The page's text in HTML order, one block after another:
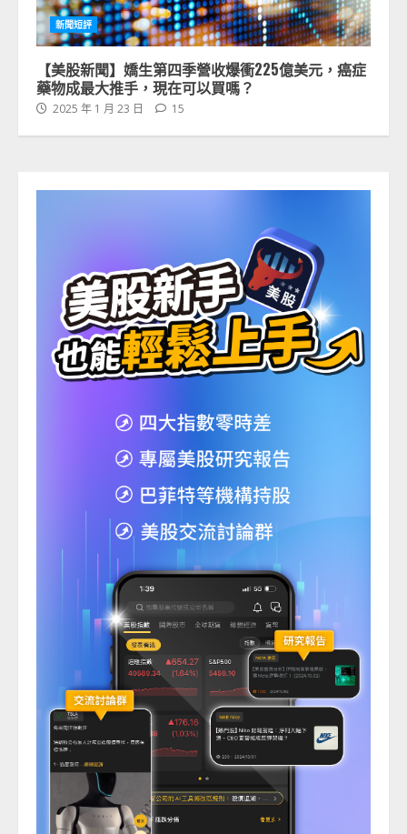
新聞短評
【美股新聞】嬌生第四季營收爆衝225億美元，癌症
藥物成最大推手，現在可以買嗎？
2025 年 1 月 23 日 15